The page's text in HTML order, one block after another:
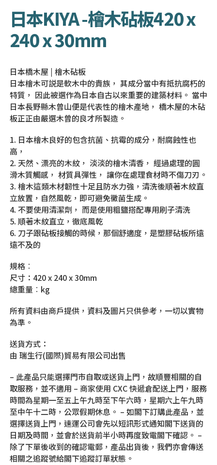
日本KIYA -檜木砧板420 x
240 x 30mm
日本橋木屋 | 檜木砧板
日本檜木可説是軟木中的貴族， 其成分當中有抵抗腐朽的
特質， 因此被選作為日本自古以來重要的建築材料。 當中
日本長野縣木曾山便是代表性的檜木產地， 橋木屋的木砧
板正正由嚴選木曾的良才所製造。
1. 日本檜木良好的包含抗菌、抗霉的成分，耐腐蝕性也
高，
2. 天然、漂亮的木紋， 淡淡的檜木清香， 經過處理的圓
滑木質觸感， 材質具彈性， 讓你在處理食材時不傷刀刃。
3. 檜木這類木材韌性十足且防水力強，清洗後順著木紋直
立放置，自然風乾，即可避免黴菌生成。
4. 不要使用清潔劑， 而是使用粗鹽搭配專用刷子清洗
5. 順著木紋直立，徹底風乾
6. 刀子跟砧板接觸的時候，那個舒適度，是塑膠砧板所遠
遠不及的
規格︰
尺寸：420 x 240 x 30mm
總重量︰kg
所有資料由商戶提供，資料及圖片只供參考，一切以實物
為準。
送貨方式：
由 瑞生行(國際)貿易有限公司出售
– 此產品只能選擇門市自取或送貨上門，故順豐相關的自
取服務，並不適用 – 商家使用 CXC 快遞倉配送上門，服務
時間為星期一至五上午九時至下午六時，星期六上午九時
至中午十二時，公眾假期休息。 – 如閣下訂購此產品，並
選擇送貨上門，速運公司會先以短訊形式通知閣下送貨的
日期及時間，並會於送貨前半小時再度致電閣下確認。 –
除了下單後收到的確認電郵，產品出貨後，我們亦會傳送
相關之追蹤號給閣下追蹤訂單狀態。